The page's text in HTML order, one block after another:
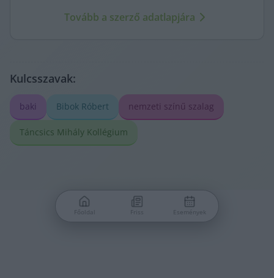
Tovább a szerző adatlapjára
Kulcsszavak:
baki Bibok Róbert nemzeti színű szalag
Táncsics Mihály Kollégium
Főoldal Friss Események